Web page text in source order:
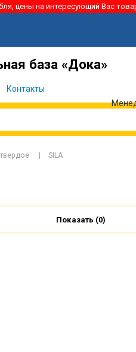
цены на интересующий Вас
база «Дока»
Контакты
SILA
Показать (0)